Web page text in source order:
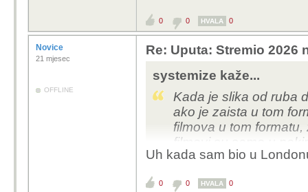
0 0 HVALA 0
Novice
21 mjesec
OFFLINE
Re: Uputa: Stremio 2026
systemize kaže...
Kada je slika od ruba
ako je zaista u tom
filmova u tom
filmovi su samo u
gledas u mraku u biti
Uh kada sam bio u
0 0 HVALA 0